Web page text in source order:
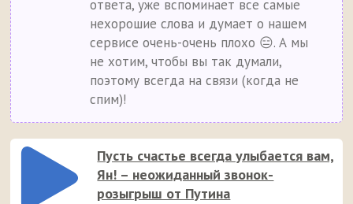
ответа, уже вспоминает все самые
нехорошие слова и думает о нашем
сервисе очень-очень плохо 😑. А мы
не хотим, чтобы вы так думали,
поэтому всегда на связи (когда не
спим)!
Пусть счастье всегда улыбается вам,
Ян! – неожиданный звонок-
розыгрыш от Путина